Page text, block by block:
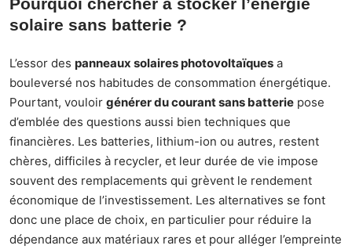
Pourquoi chercher à stocker l’énergie
solaire sans batterie ?
L’essor des panneaux solaires photovoltaïques a
bouleversé nos habitudes de consommation énergétique.
Pourtant, vouloir générer du courant sans batterie pose
d’emblée des questions aussi bien techniques que
financières. Les batteries, lithium-ion ou autres, restent
chères, difficiles à recycler, et leur durée de vie impose
souvent des remplacements qui grèvent le rendement
économique de l’investissement. Les alternatives se font
donc une place de choix, en particulier pour réduire la
dépendance aux matériaux rares et pour alléger l’empreinte